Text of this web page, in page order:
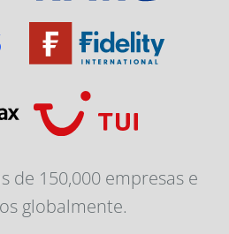
de 150,000 empresas e
globalmente.